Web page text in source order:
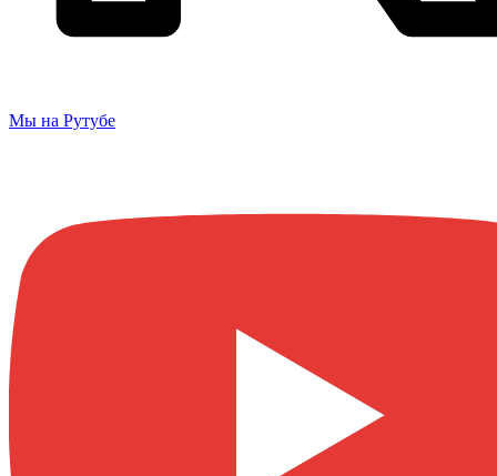
Мы на Рутубе